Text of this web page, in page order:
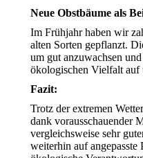
Neue Obstbäume als
Im Frühjahr haben wir
alten Sorten gepflanzt.
um gut anzuwachsen
ökologischen Vielfalt auf
Fazit:
Trotz der extremen
dank vorausschauender
vergleichsweise sehr
weiterhin auf angepasste